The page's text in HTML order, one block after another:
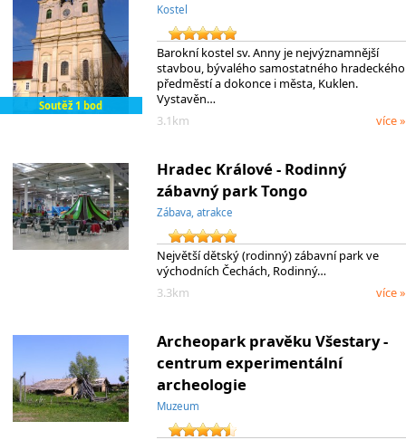
Soutěž 1 bod
Kostel
Barokní kostel sv. Anny je nejvýznamnější
stavbou, bývalého samostatného hradeckého
předměstí a dokonce i města, Kuklen.
Vystavěn…
3.1km
více »
Hradec Králové - Rodinný
zábavný park Tongo
Zábava, atrakce
Největší dětský (rodinný) zábavní park ve
východních Čechách, Rodinný…
3.3km
více »
Archeopark pravěku Všestary -
centrum experimentální
archeologie
Muzeum